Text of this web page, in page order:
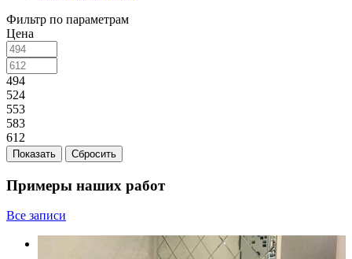
Фильтр по параметрам
Цена
494
524
553
583
612
Сбросить
Примеры наших работ
Все записи